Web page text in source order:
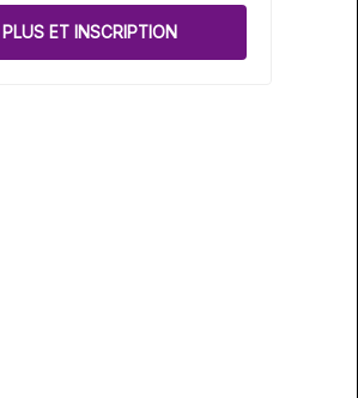
ET INSCRIPTION